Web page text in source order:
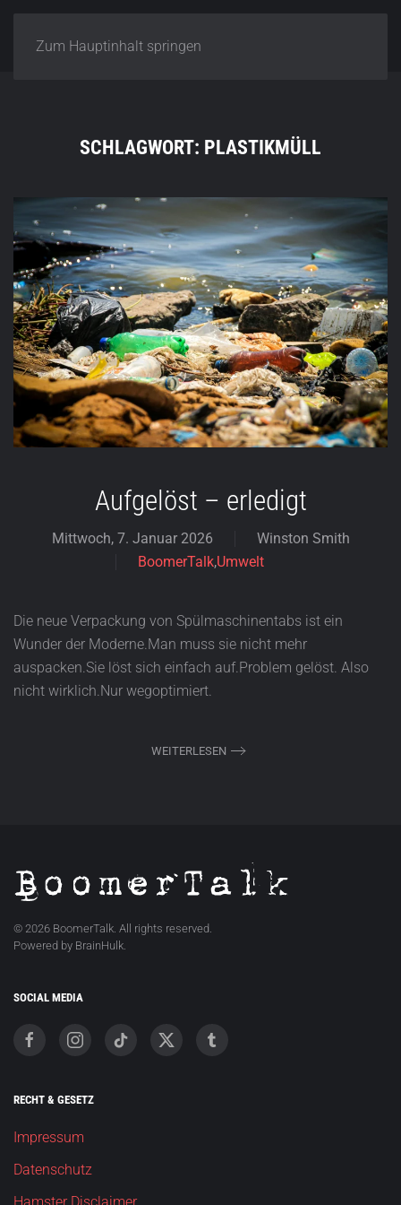
Zum Hauptinhalt springen
SCHLAGWORT: PLASTIKMÜLL
Aufgelöst – erledigt
Mittwoch, 7. Januar 2026
Winston Smith
BoomerTalk,Umwelt
Die neue Verpackung von Spülmaschinentabs ist ein
Wunder der Moderne.Man muss sie nicht mehr
auspacken.Sie löst sich einfach auf.Problem gelöst. Also
nicht wirklich.Nur wegoptimiert.
WEITERLESEN
© 2026 BoomerTalk. All rights reserved.
Powered by BrainHulk.
SOCIAL MEDIA
RECHT & GESETZ
Impressum
Datenschutz